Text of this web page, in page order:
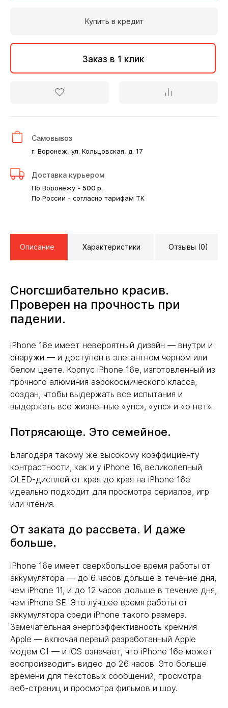
Купить в кредит
Заказ в 1 клик
Самовывоз
г. Воронеж, ул. Кольцовская, д. 17
Доставка курьером
По Воронежу - 500 р.
По России - согласно тарифам ТК
Описание Характеристики Отзывы (0)
Сногсшибательно красив.
Проверен на прочность при
падении.
iPhone 16e имеет невероятный дизайн — внутри и
снаружи — и доступен в элегантном черном или
белом цвете. Корпус iPhone 16e, изготовленный из
прочного алюминия аэрокосмического класса,
создан, чтобы выдержать все испытания и
выдержать все жизненные «упс», «упс» и «о нет».
Потрясающе. Это семейное.
Благодаря такому же высокому коэффициенту
контрастности, как и у iPhone 16, великолепный
OLED-дисплей от края до края на iPhone 16e
идеально подходит для просмотра сериалов, игр
или чтения.
От заката до рассвета. И даже
больше.
iPhone 16e имеет сверхбольшое время работы от
аккумулятора — до 6 часов дольше в течение дня,
чем iPhone 11, и до 12 часов дольше в течение дня,
чем iPhone SE. Это лучшее время работы от
аккумулятора среди iPhone такого размера.
Замечательная энергоэффективность кремния
Apple — включая первый разработанный Apple
модем C1 — и iOS означает, что iPhone 16e может
воспроизводить видео до 26 часов. Это больше
времени для текстовых сообщений, просмотра
веб-страниц и просмотра фильмов и шоу.